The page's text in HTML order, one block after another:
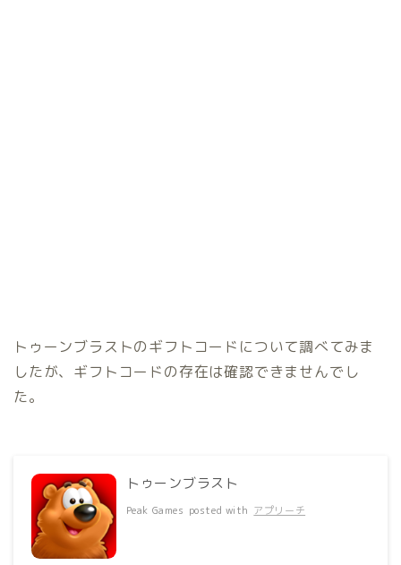
トゥーンブラストのギフトコードについて調べてみま
したが、ギフトコードの存在は確認できませんでし
た。
トゥーンブラスト
Peak Games posted with アプリーチ